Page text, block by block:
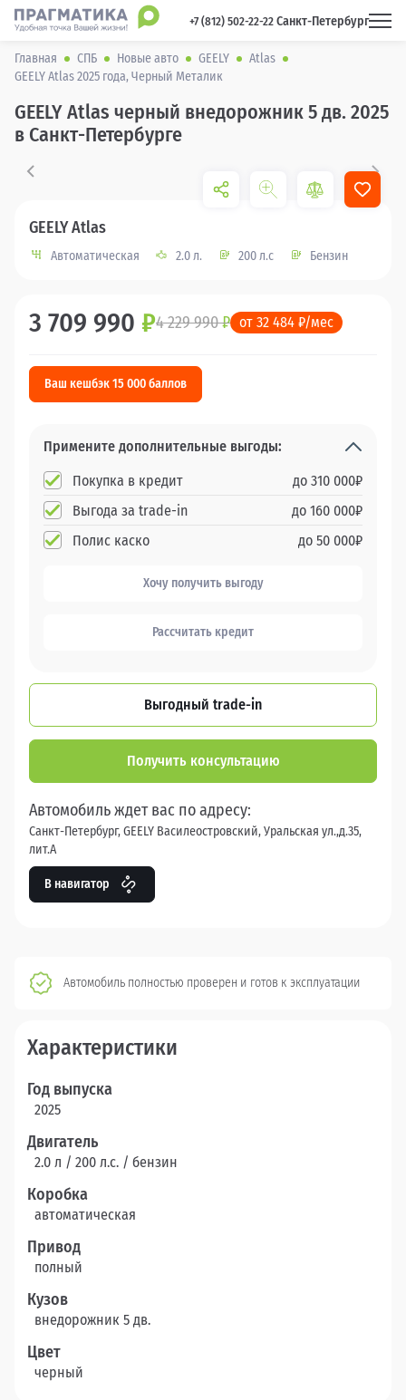
+7 (812) 502-22-22 Санкт-Петербург
Главная СПБ Новые авто GEELY
Atlas
GEELY Atlas 2025 года, Черный Металик
GEELY Atlas черный внедорожник 5 дв. 2025
в Санкт-Петербурге
GEELY Atlas
Автоматическая 2.0 л. 200 л.с Бензин
3 709 990 ₽4 229 990₽ от 32 484 ₽/мес
Ваш кешбэк 15 000 баллов
Примените дополнительные выгоды:
Покупка в кредит
до 310 000₽
Выгода за trade-in
до 160 000₽
Полис каско
до 50 000₽
Хочу получить выгоду
Рассчитать кредит
Выгодный trade-in
Получить консультацию
Автомобиль ждет вас по адресу:
Санкт-Петербург, GEELY Василеостровский, Уральская ул.,д.35,
лит.А
В навигатор
Автомобиль полностью проверен и готов к эксплуатации
Характеристики
Год выпуска
2025
Двигатель
2.0 л / 200 л.c. / бензин
Коробка
автоматическая
Привод
полный
Кузов
внедорожник 5 дв.
Цвет
черный